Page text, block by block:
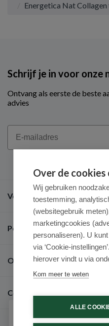
Energetica Nat
Schrijf je in voor onze
Ontvang als eerste de beste
advies
Email
Veel gestelde vragen
Populaire merken
Over ons
Contact
Over de
Wij gebruiken
toestemming,
(websitegebruik
marketingcookies
personaliseren). U
via ‘Cookie-
hierover vindt u via
Kom meer te weten
ALLE
Schrijf je in